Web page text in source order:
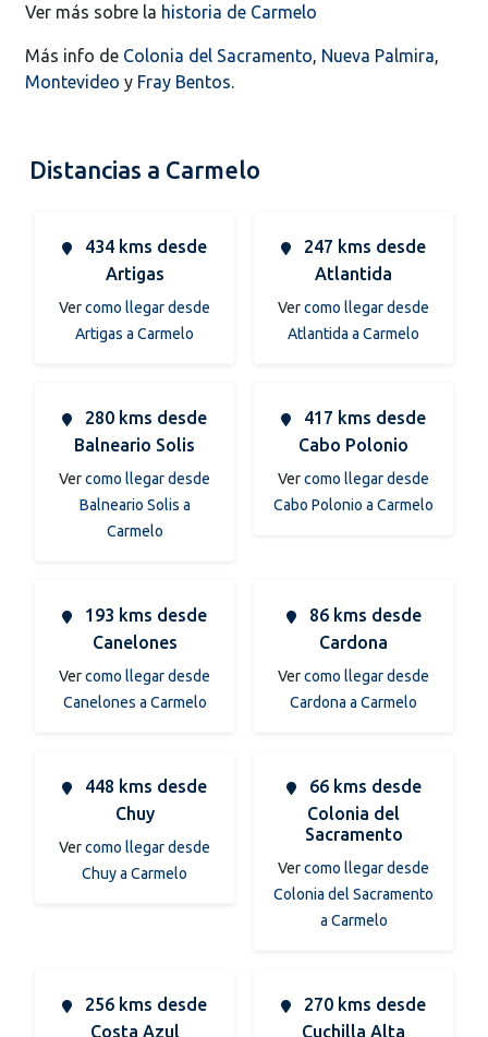
Ver más sobre la historia de Carmelo
Más info de Colonia del Sacramento, Nueva Palmira,
Montevideo y Fray Bentos.
Distancias a Carmelo
434 kms desde
Artigas
Vercomo llegar desde
Artigas a Carmelo
247 kms desde
Atlantida
Vercomo llegar desde
Atlantida a Carmelo
280 kms desde
Balneario Solis
Vercomo llegar desde
Balneario Solis a
Carmelo
417 kms desde
Cabo Polonio
Vercomo llegar desde
Cabo Polonio a Carmelo
193 kms desde
Canelones
Vercomo llegar desde
Canelones a Carmelo
86 kms desde
Cardona
Vercomo llegar desde
Cardona a Carmelo
448 kms desde
Chuy
Vercomo llegar desde
Chuy a Carmelo
66 kms desde
Colonia del
Sacramento
Vercomo llegar desde
Colonia del Sacramento
a Carmelo
256 kms desde
Costa Azul
270 kms desde
Cuchilla Alta